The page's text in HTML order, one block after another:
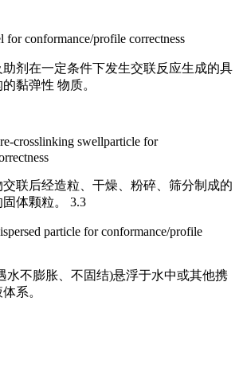
conformance/profile correctness
剂在一定条件下发生交联反应生成的具
黏弹性 物质。
crosslinking swellparticle for
联后经造粒、干燥、粉碎、筛分制成的
体颗粒。 3.3
particle for conformance/profile
水不膨胀、不固结)悬浮于水中或其他携
系。